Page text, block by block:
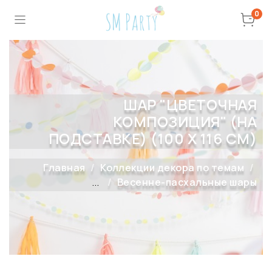
0
ШАР "ЦВЕТОЧНАЯ
КОМПОЗИЦИЯ" (НА
ПОДСТАВКЕ) (100 Х 116 СМ)
Главная
Коллекции декора по темам
...
Весенне-пасхальные шары